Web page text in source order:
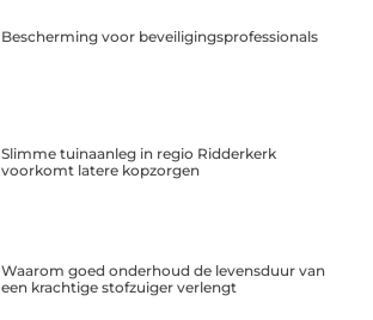
Bescherming voor beveiligingsprofessionals
Slimme tuinaanleg in regio Ridderkerk
voorkomt latere kopzorgen
Waarom goed onderhoud de levensduur van
een krachtige stofzuiger verlengt